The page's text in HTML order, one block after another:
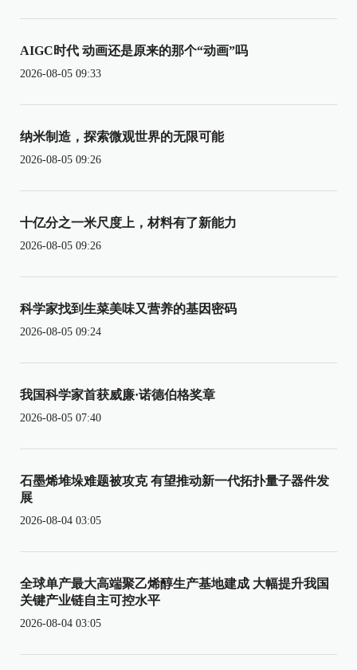
AIGC时代 动画还是原来的那个“动画”吗
2026-08-05 09:33
纳米制造，探索微观世界的无限可能
2026-08-05 09:26
十亿分之一米尺度上，材料有了新能力
2026-08-05 09:26
科学家找到生菜美味又营养的基因密码
2026-08-05 09:24
我国科学家首获威廉·诺德伯格奖章
2026-08-05 07:40
石墨烯堆垛难题被攻克 有望推动新一代拓扑量子器件发
展
2026-08-04 03:05
全球单产最大高端聚乙烯醇生产基地建成 大幅提升我国
关键产业链自主可控水平
2026-08-04 03:05